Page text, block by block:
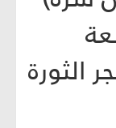
الثورة